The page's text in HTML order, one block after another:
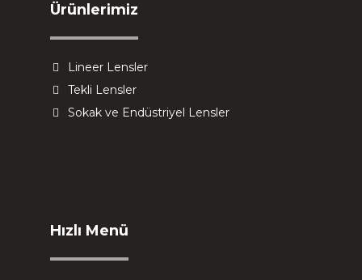
Ürünlerimiz
Lineer Lensler
Tekli Lensler
Sokak ve Endüstriyel Lensler
Hızlı Menü